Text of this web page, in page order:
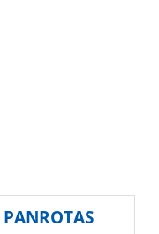
PANROTAS